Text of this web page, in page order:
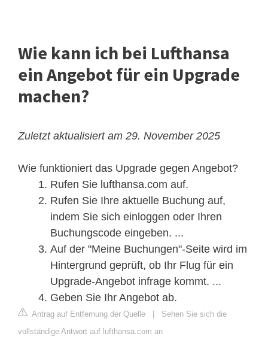
Wie kann ich bei Lufthansa
ein Angebot für ein Upgrade
machen?
Zuletzt aktualisiert am 29. November 2025
Wie funktioniert das Upgrade gegen Angebot?
Rufen Sie lufthansa.com auf.
Rufen Sie Ihre aktuelle Buchung auf,
indem Sie sich einloggen oder Ihren
Buchungscode eingeben. ...
Auf der "Meine Buchungen"-Seite wird im
Hintergrund geprüft, ob Ihr Flug für ein
Upgrade-Angebot infrage kommt. ...
Geben Sie Ihr Angebot ab.
Antrag auf Entfernung der Quelle
Sehen Sie sich die
vollständige Antwort auf lufthansa.com an